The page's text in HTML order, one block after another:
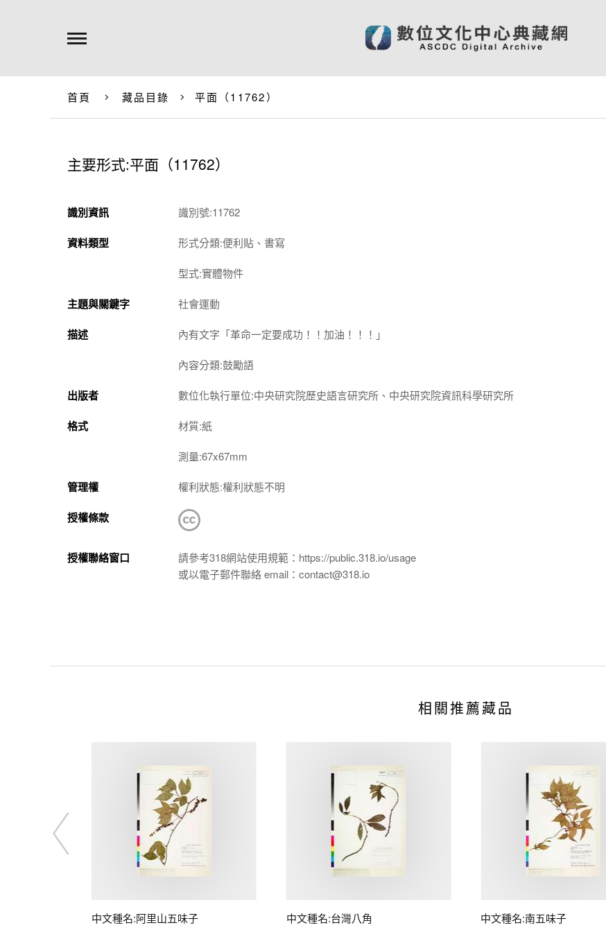
首頁 藏品目錄 平面（11762）
主要形式:平面（11762）
識別資訊 識別號:11762
資料類型 形式分類:便利貼、書寫
型式:實體物件
主題與關鍵字 社會運動
描述 內有文字「革命一定要成功！！加油！！！」
內容分類:鼓勵語
出版者 數位化執行單位:中央研究院歷史語言研究所、中央研究院資訊科學研究所
格式 材質:紙
測量:67x67mm
管理權 權利狀態:權利狀態不明
授權條款
授權聯絡窗口
請參考318網站使用規範：https://public.318.io/usage
或以電子郵件聯絡 email：contact@318.io
相關推薦藏品
中文種名:阿里山五味子 中文種名:台灣八角 中文種名:南五味子